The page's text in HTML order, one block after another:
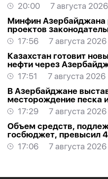
20:00
7 августа 2026
Минфин Азербайджана
проектов
17:56
7 августа 2026
Казахстан готовит
нефти через
17:51
7 августа 2026
В Азербайджане
месторождение песка
17:29
7 августа 2026
Объем средств,
госбюджет, превысил
17:06
7 августа 2026